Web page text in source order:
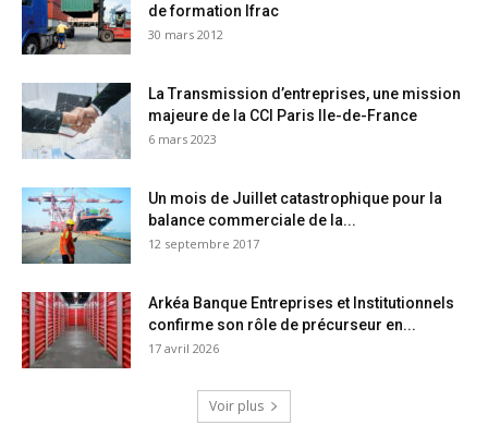
de formation Ifrac
30 mars 2012
La Transmission d’entreprises, une mission
majeure de la CCI Paris Ile-de-France
6 mars 2023
Un mois de Juillet catastrophique pour la
balance commerciale de la...
12 septembre 2017
Arkéa Banque Entreprises et Institutionnels
confirme son rôle de précurseur en...
17 avril 2026
Voir plus